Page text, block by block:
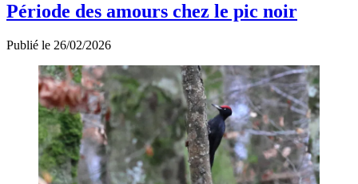
Période des amours chez le pic noir
Publié le 26/02/2026